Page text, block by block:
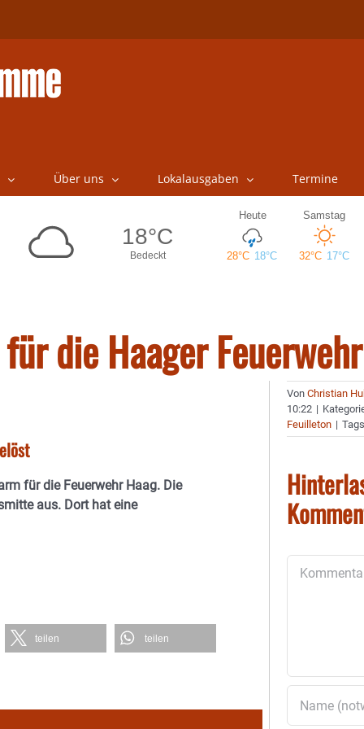
Über uns Lokalausgaben Termine
die Haager Feuerwehr
für die Feuerwehr Haag. Die
aus. Dort hat eine
teilen teilen
VonChristian
10:22 |
Feuilleton |